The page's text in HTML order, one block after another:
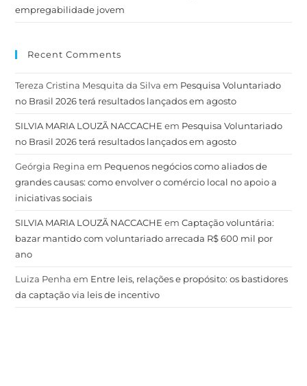
empregabilidade jovem
Recent Comments
Tereza Cristina Mesquita da Silva em Pesquisa Voluntariado
no Brasil 2026 terá resultados lançados em agosto
SILVIA MARIA LOUZÃ NACCACHE em Pesquisa Voluntariado
no Brasil 2026 terá resultados lançados em agosto
Geórgia Regina em Pequenos negócios como aliados de
grandes causas: como envolver o comércio local no apoio a
iniciativas sociais
SILVIA MARIA LOUZÃ NACCACHE emCaptação voluntária:
bazar mantido com voluntariado arrecada R$ 600 mil por
ano
Luiza Penha em Entre leis, relações e propósito: os bastidores
da captação via leis de incentivo